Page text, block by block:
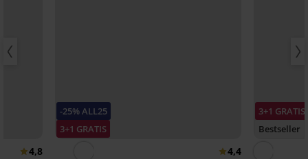
4,8
-25% ALL25
3+1 GRATIS
4,4
3+1 GRATIS
Bestseller